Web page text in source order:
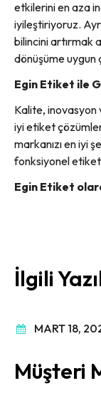
etkilerini en aza
iyileştiriyoruz.
bilincini artırmak
dönüşüme uygun
Egin Etiket ile
Kalite, inovasyon
iyi etiket
markanızı en iyi
fonksiyonel
Egin Etiket
İlgili
MART 18,
Müşteri